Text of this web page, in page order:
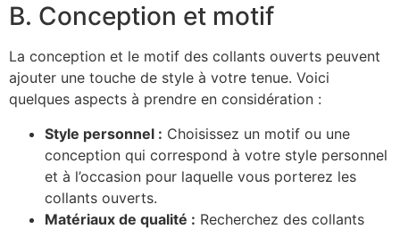
B. Conception et motif
La conception et le motif des collants ouverts peuvent
ajouter une touche de style à votre tenue. Voici
quelques aspects à prendre en considération :
Style personnel : Choisissez un motif ou une
conception qui correspond à votre style personnel
et à l’occasion pour laquelle vous porterez les
collants ouverts.
Matériaux de qualité : Recherchez des collants